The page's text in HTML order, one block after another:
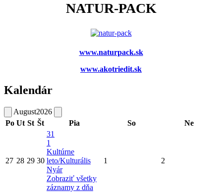
NATUR-PACK
www.naturpack.sk
www.akotriedit.sk
Kalendár
August2026
Po Ut St Št Pia So Ne
27 28 29 30
31
1
Kultúrne
leto/Kulturális
Nyár
Zobraziť všetky
záznamy z dňa
1 2